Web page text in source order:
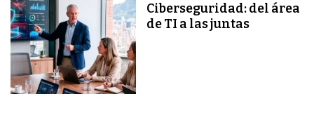
Ciberseguridad: del área
de TI a las juntas